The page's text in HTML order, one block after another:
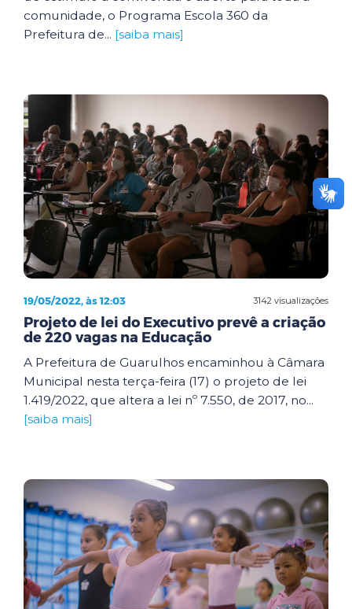
comunidade, o Programa Escola 360 da
Prefeitura de... [saiba mais]
3142 visualizações
19/05/2022, às 12:03
Projeto de lei do Executivo prevê a criação
de 220 vagas na Educação
A Prefeitura de Guarulhos encaminhou à Câmara
Municipal nesta terça-feira (17) o projeto de lei
1.419/2022, que altera a lei nº 7.550, de 2017, no...
[saiba mais]